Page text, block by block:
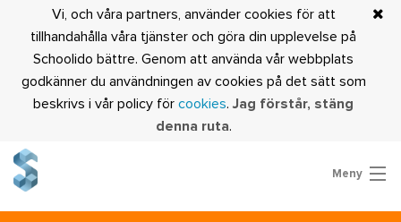
Vi, och våra partners, använder cookies för att
tillhandahålla våra tjänster och göra din upplevelse på
Schoolido bättre. Genom att använda vår webbplats
godkänner du användningen av cookies på det sätt som
beskrivs i vår policy för cookies. Jag förstår, stäng
denna ruta.
Meny